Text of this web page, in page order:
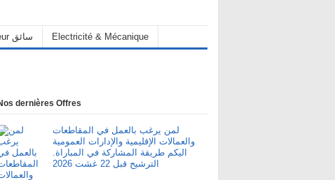
Chauffeur سائق Electricité & Mécanique
dernières Offres
لمن يرغب بالعمل في المقاطعات
والعمالات الإقليمية والإدارات العمومية
اليكم طريقة المشاركة في المباراة.
الترشيح قبل 22 غشت 2026